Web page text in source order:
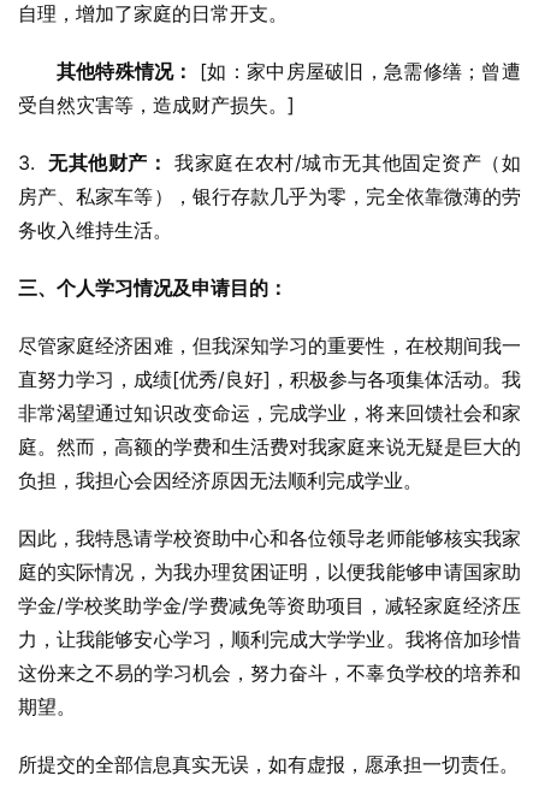
自理，增加了家庭的日常开支。
其他特殊情况：
[如：家中房屋破旧，急需修缮；曾遭
受自然灾害等，造成财产损失。]
3. 无其他财产： 我家庭在农村/城市无其他固定资产（如
房产、私家车等），银行存款几乎为零，完全依靠微薄的劳
务收入维持生活。
三、个人学习情况及申请目的：
尽管家庭经济困难，但我深知学习的重要性，在校期间我一
直努力学习，成绩[优秀/良好]，积极参与各项集体活动。我
非常渴望通过知识改变命运，完成学业，将来回馈社会和家
庭。然而，高额的学费和生活费对我家庭来说无疑是巨大的
负担，我担心会因经济原因无法顺利完成学业。
因此，我特恳请学校资助中心和各位领导老师能够核实我家
庭的实际情况，为我办理贫困证明，以便我能够申请国家助
学金/学校奖助学金/学费减免等资助项目，减轻家庭经济压
力，让我能够安心学习，顺利完成大学学业。我将倍加珍惜
这份来之不易的学习机会，努力奋斗，不辜负学校的培养和
期望。
所提交的全部信息真实无误，如有虚报，愿承担一切责任。